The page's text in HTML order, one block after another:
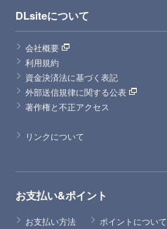
DLsiteについて
会社概要
利用規約
資金決済法に基づく表記
外部送信規律に関する公表
著作権と不正アクセス
リンクについて
お支払い&ポイント
お支払い方法 ポイントについて